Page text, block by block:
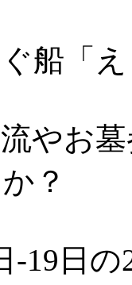
船「
やお
？
-19日の